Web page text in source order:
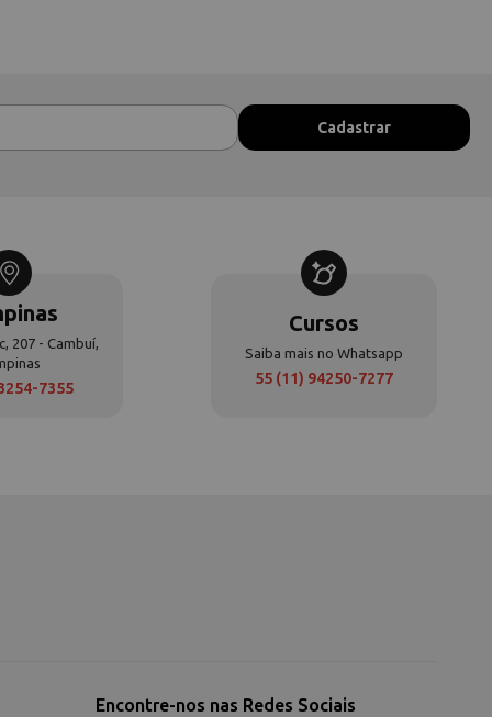
207 - Cambuí,
7355
Cursos
Saiba mais no Whatsapp
55 (11) 94250-7277
Encontre-nos nas Redes Sociais